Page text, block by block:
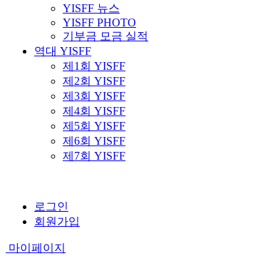
YISFF 뉴스
YISFF PHOTO
기부금 모금 실적
역대 YISFF
제1회 YISFF
제2회 YISFF
제3회 YISFF
제4회 YISFF
제5회 YISFF
제6회 YISFF
제7회 YISFF
로그인
회원가입
마이페이지